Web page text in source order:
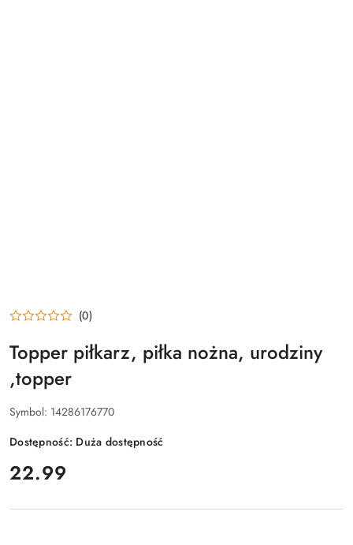
(0)
Topper piłkarz, piłka nożna, urodziny
,topper
Symbol: 14286176770
Dostępność: Duża dostępność
cena:
22.99